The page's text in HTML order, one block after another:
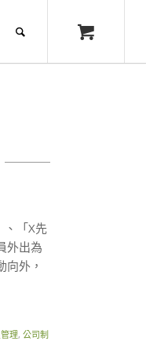
、「X先
外出為
外，
理, 公司制